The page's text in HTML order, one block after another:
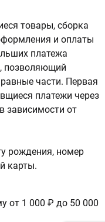
товары, сборка
и оплаты
платежа
позволяющий
части. Первая
платежи через
зависимости от
рождения, номер
карты.
от 1 000 ₽ до 50 000